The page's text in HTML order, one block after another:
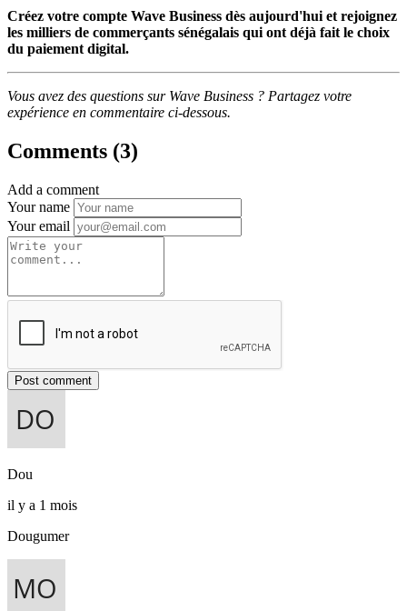
Créez votre compte Wave Business dès aujourd'hui et rejoignez
les milliers de commerçants sénégalais qui ont déjà fait le choix
du paiement digital.
Vous avez des questions sur Wave Business ? Partagez votre
expérience en commentaire ci-dessous.
Comments (3)
Add a comment
Your name
Your email
Post comment
Dou
il y a 1 mois
Dougumer